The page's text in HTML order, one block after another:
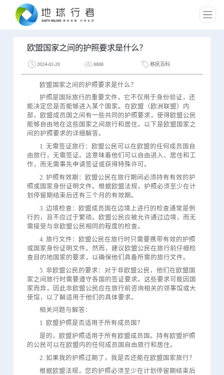
欧盟国家之间的护照要求是什么？
2024-02-20 8888 移民百科
欧盟国家之间的护照要求是什么？
护照是国际旅行的重要文件，它不仅用于身份验证，还
能决定您是否能够进入某个国家。在欧盟（欧洲联盟）内
部，欧盟成员国之间有一些共同的护照要求，使得欧盟公民
能够自由地在这些国家之间旅行和居住。以下是欧盟国家之
间的护照要求的详细解答。
1. 无需签证旅行：欧盟公民可以在欧盟的任何成员国自
由旅行，无需签证。这意味着他们可以自由进入、居住和工
作，而无需事先申请签证或获得特殊许可。
2. 护照有效期：欧盟公民在旅行期间必须持有有效的护
照或国家身份证明文件。根据欧盟法规，护照必须至少在计
划停留期结束后还有三个月的有效期。
3. 边境检查：欧盟成员国在边境上进行的检查通常是例
行的，且不应过于繁琐。欧盟公民应被允许通过边境，而无
需接受与非欧盟公民相同的程度的检查。
4. 旅行文件：欧盟公民在旅行时只需要携带有效的护照
或国家身份证明文件。然而，建议欧盟公民在旅行前仔细检
查目的地国家的要求，以确保他们具备所需的旅行文件。
5. 非欧盟公民的要求：对于非欧盟公民，他们在欧盟国
家之间旅行时需要遵守各国的签证要求。这些要求可能因国
家而异，因此非欧盟公民应在旅行前咨询相关的领事馆或大
使馆，以了解适用于他们的具体要求。
相关问题与解答：
1. 欧盟护照是否适用于所有成员国？
是的，欧盟护照适用于所有欧盟成员国。持有欧盟护照
的公民可以在欧盟内的任何成员国自由旅行和居住。
2. 如果我的护照过期了，我是否还能在欧盟国家旅行？
根据欧盟法规，您的护照必须至少在计划停留期结束后